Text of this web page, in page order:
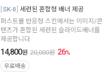
SK-II 세련된 혼합형 배너 제공
퍼스트몰 반응형 스킨에서는 이미지/콘
텐츠가 혼합된 세련된 슬라이드배너를
제공합니다
14,800원 20,000원 26%
무료배송